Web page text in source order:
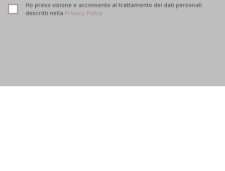
Ho preso visione e acconsento al trattamento dei dati personali
descritti nella Privacy Policy